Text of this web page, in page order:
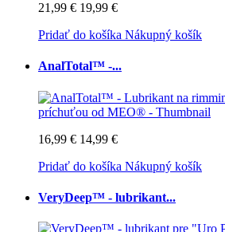
21,99 € 19,99 €
Pridať do košíka Nákupný košík
AnalTotal™ -...
16,99 € 14,99 €
Pridať do košíka Nákupný košík
VeryDeep™ - lubrikant...